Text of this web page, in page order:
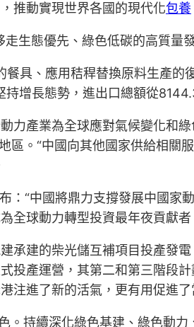
推動實現世界各國的現代化包養
生態優先、綠色低碳的高質
餐具、應用秸稈替換原料生產
增長態勢，進出口總額從
力產業為全球應對氣候變化和
區。“中國向其他國家供給相關
：“中國將鼎力支撐發展中國家
全球動力轉型投資最年夜貢獻
承建的柴光儲互補項目投產發
投產運營，其第二和第三階段
注進了新的活氣，更有用促進
。持續深化綠色基建、綠色動